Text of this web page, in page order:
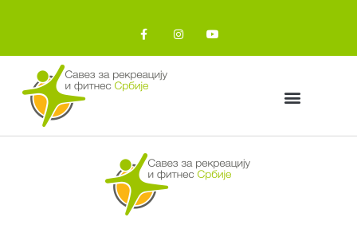
F
a
c
b
o
I
n
s
Y
o
u